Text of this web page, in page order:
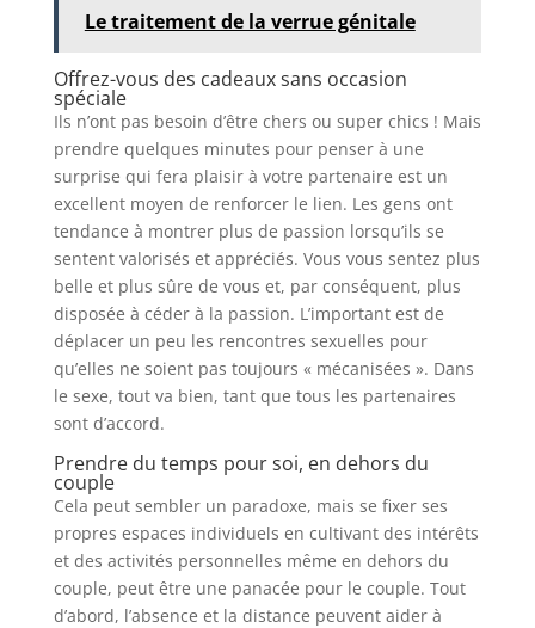
Le traitement de la verrue génitale
Offrez-vous des cadeaux sans occasion
spéciale
Ils n’ont pas besoin d’être chers ou super chics ! Mais
prendre quelques minutes pour penser à une
surprise qui fera plaisir à votre partenaire est un
excellent moyen de renforcer le lien. Les gens ont
tendance à montrer plus de passion lorsqu’ils se
sentent valorisés et appréciés. Vous vous sentez plus
belle et plus sûre de vous et, par conséquent, plus
disposée à céder à la passion. L’important est de
déplacer un peu les rencontres sexuelles pour
qu’elles ne soient pas toujours « mécanisées ». Dans
le sexe, tout va bien, tant que tous les partenaires
sont d’accord.
Prendre du temps pour soi, en dehors du
couple
Cela peut sembler un paradoxe, mais se fixer ses
propres espaces individuels en cultivant des intérêts
et des activités personnelles même en dehors du
couple, peut être une panacée pour le couple. Tout
d’abord, l’absence et la distance peuvent aider à